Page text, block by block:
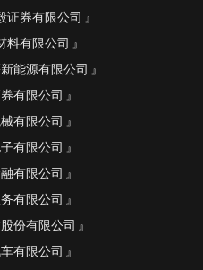
证券有限公司
料有限公司
能源有限公司
有限公司
有限公司
有限公司
有限公司
有限公司
份有限公司
有限公司